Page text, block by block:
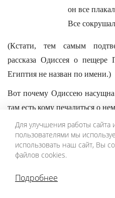
он все
Все
(Кстати, тем самым
рассказа Одиссея о
Египтия не назван по имени.)
Вот почему Одиссею
там есть кому печалиться о
Но
в
Для улучшения работы сайта
пользователями мы
использовать наш сайт, Вы
файлов cookies.
Подробнее